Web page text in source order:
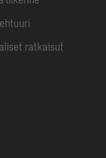
ratkaisut